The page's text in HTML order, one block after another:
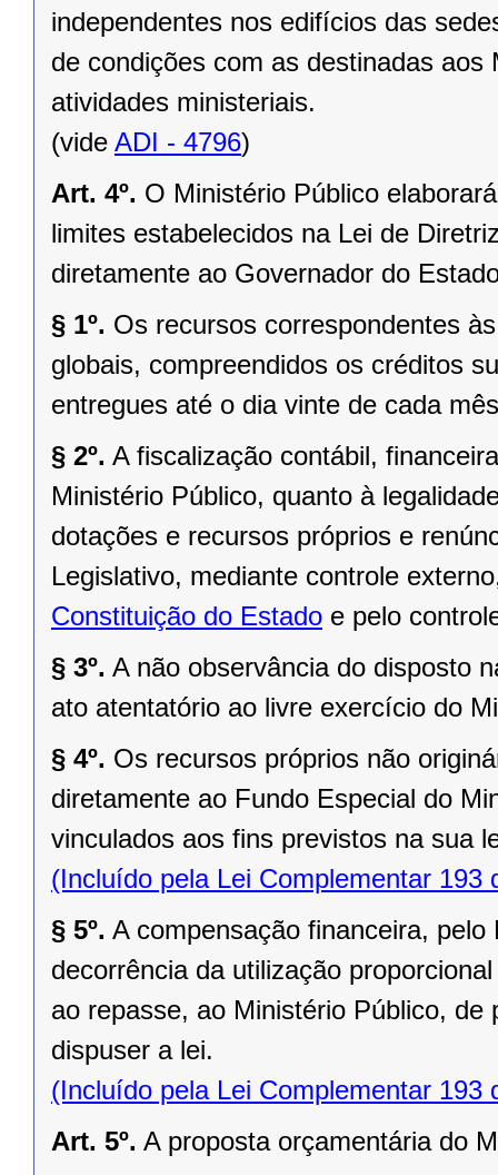
independentes nos edifícios das
de condições com as destinadas
atividades ministeriais.
(vide ADI - 4796)
Art. 4º. O Ministério Público
limites estabelecidos na Lei de
diretamente ao Governador do
§ 1º. Os recursos correspondentes
globais, compreendidos os créditos
entregues até o dia vinte de cada
§ 2º. A fiscalização contábil,
Ministério Público, quanto à
dotações e recursos próprios e
Legislativo, mediante controle
Constituição do Estado e pelo
§ 3º. A não observância do disposto
ato atentatório ao livre exercício do
§ 4º. Os recursos próprios não
diretamente ao Fundo Especial do
vinculados aos fins previstos na sua
(Incluído pela Lei Complementar 193
§ 5º. A compensação financeira,
decorrência da utilização
ao repasse, ao Ministério Público,
dispuser a lei.
(Incluído pela Lei Complementar 193
Art. 5º. A proposta orçamentária do